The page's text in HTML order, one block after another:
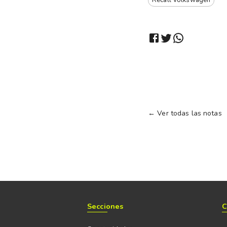
← Ver todas las notas
Secciones